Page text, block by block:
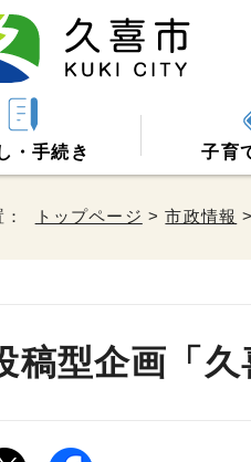
・手続き 子育
： トップページ >市政情報 >
稿型企画「